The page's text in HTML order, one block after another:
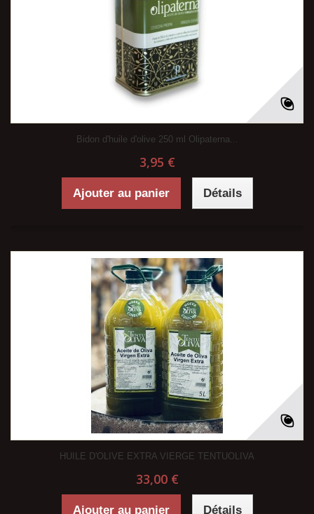
Bidon d'huile d'olive 250 ml Olipaterna...
3,95 €
Ajouter au panier Détails
HUILE D'OLIVE EXTRA VIERGE TENTUOLIVA
33,00 €
Ajouter au panier Détails